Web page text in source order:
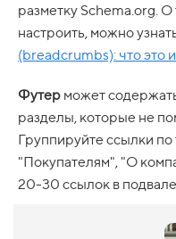
разметку Schema.org. О
настроить, можно
(breadcrumbs): что это
Футер может
разделы, которые не
Группируйте ссылки по
"Покупателям", "О
20-30 ссылок в подвале.